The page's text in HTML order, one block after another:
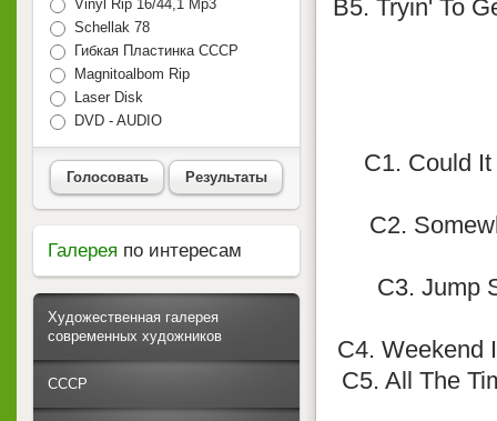
B5. Tryin' To
C1. Could
C2.
C3. Jump
C4. Weekend
C5. All The
Vinyl Rip 16/44,1 Mp3
Schellak 78
Гибкая Пластинка СССР
Magnitoalbom Rip
Laser Disk
DVD - AUDIO
Голосовать Результаты
Галерея по интересам
Художественная галерея
современных художников
СССР